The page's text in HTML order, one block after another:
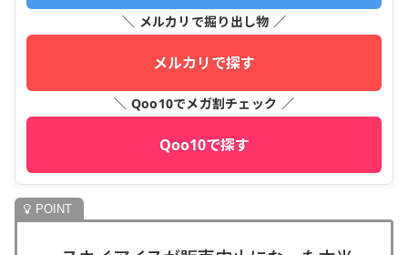
＼ メルカリで掘り出し物 ／
メルカリで探す
＼ Qoo10でメガ割チェック ／
Qoo10で探す